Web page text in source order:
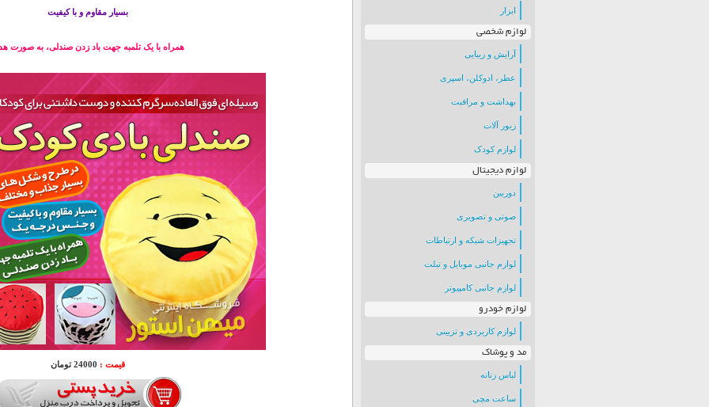
ابزار
لوازم شخصی
آرایش و زیبایی
عطر، ادوکلن، اسپری
بهداشت و مراقبت
زیور آلات
لوازم کودک
لوازم دیجیتال
دوربین
صوتی و تصویری
تجهیزات شبکه و ارتباطات
لوازم جانبی موبایل و تبلت
لوازم جانبی کامپیوتر
لوازم خودرو
لوازم کاربردی و تزیینی
مد و پوشاک
لباس زنانه
ساعت مچی
بسیار مقاوم و با کیفیت
همراه با یک تلمبه جهت باد زدن صندلی، به صورت
قیمت : 24000 تومان